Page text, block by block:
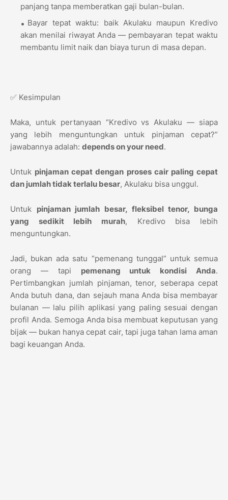
panjang tanpa memberatkan gaji bulan-bulan.
Bayar tepat waktu: baik Akulaku maupun Kredivo
akan menilai riwayat Anda — pembayaran tepat waktu
membantu limit naik dan biaya turun di masa depan.
✅ Kesimpulan
Maka, untuk pertanyaan “Kredivo vs Akulaku — siapa
yang lebih menguntungkan untuk pinjaman cepat?”
jawabannya adalah: depends on your need.
Untuk pinjaman cepat dengan proses cair paling cepat
dan jumlah tidak terlalu besar, Akulaku bisa unggul.
Untuk pinjaman jumlah besar, fleksibel tenor, bunga
yang sedikit lebih murah, Kredivo bisa lebih
menguntungkan.
Jadi, bukan ada satu “pemenang tunggal” untuk semua
orang — tapi pemenang untuk kondisi Anda.
Pertimbangkan jumlah pinjaman, tenor, seberapa cepat
Anda butuh dana, dan sejauh mana Anda bisa membayar
bulanan — lalu pilih aplikasi yang paling sesuai dengan
profil Anda. Semoga Anda bisa membuat keputusan yang
bijak — bukan hanya cepat cair, tapi juga tahan lama aman
bagi keuangan Anda.